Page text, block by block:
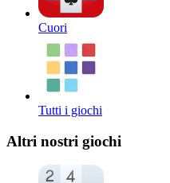
Cuori
Tutti i giochi
Altri nostri giochi